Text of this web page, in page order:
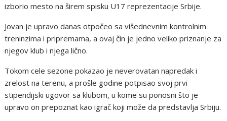
izborio mesto na širem spisku U17 reprezentacije Srbije.
Jovan je upravo danas otpočeo sa višednevnim kontrolnim
treninzima i pripremama, a ovaj čin je jedno veliko priznanje za
njegov klub i njega lično.
Tokom cele sezone pokazao je neverovatan napredak i
zrelost na terenu, a prošle godine potpisao svoj prvi
stipendijski ugovor sa klubom, u kome su ponosni što je
upravo on prepoznat kao igrač koji može da predstavlja Srbiju.